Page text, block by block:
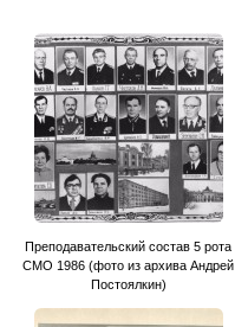
Преподавательский состав 5 рота
СМО 1986 (фото из архива Андрей
Постоялкин)